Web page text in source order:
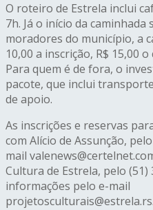
O roteiro de Estrela inclui
7h. Já o início da caminhada
moradores do município, a
10,00 a inscrição, R$ 15,00
Para quem é de fora, o
pacote, que inclui
de apoio.
As inscrições e reservas
com Alício de Assunção,
mail
Cultura de Estrela, pelo (51)
informações pelo e-mail